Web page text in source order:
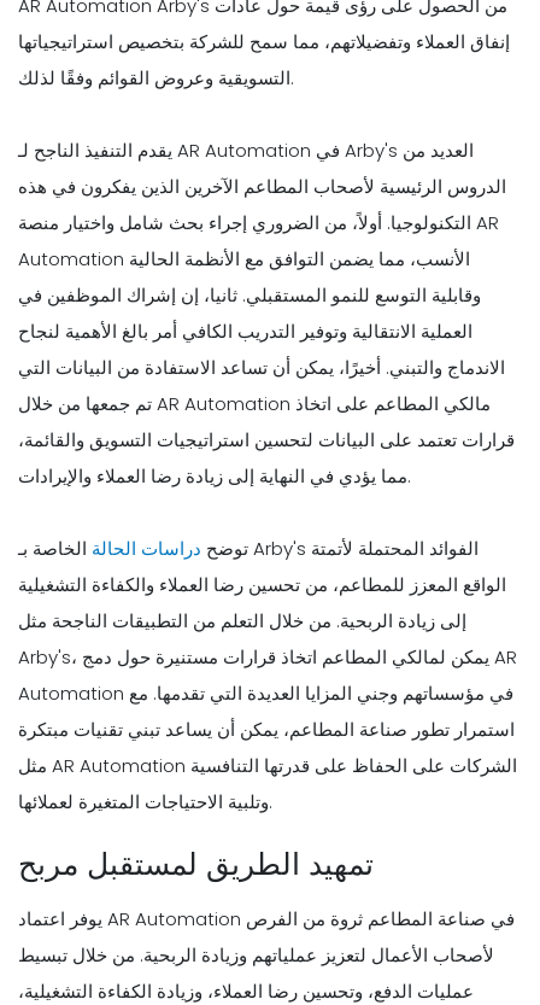
إنفاق العملاء وتفضيلاتهم، مما سمح للشركة بتخصيص استراتيجياتها
التسويقية وعروض القوائم وفقًا لذلك.
يقدم التنفيذ الناجح لـ AR Automation في Arby's العديد من
الدروس الرئيسية لأصحاب المطاعم الآخرين الذين يفكرون في هذه
التكنولوجيا. أولاً، من الضروري إجراء بحث شامل واختيار منصة AR
Automation الأنسب، مما يضمن التوافق مع الأنظمة الحالية
وقابلية التوسع للنمو المستقبلي. ثانيا، إن إشراك الموظفين في
العملية الانتقالية وتوفير التدريب الكافي أمر بالغ الأهمية لنجاح
الاندماج والتبني. أخيرًا، يمكن أن تساعد الاستفادة من البيانات التي
تم جمعها من خلال AR Automation مالكي المطاعم على اتخاذ
قرارات تعتمد على البيانات لتحسين استراتيجيات التسويق والقائمة،
مما يؤدي في النهاية إلى زيادة رضا العملاء والإيرادات.
توضح دراسات الحالة الخاصة بـ Arby's الفوائد المحتملة لأتمتة
الواقع المعزز للمطاعم، من تحسين رضا العملاء والكفاءة التشغيلية
إلى زيادة الربحية. من خلال التعلم من التطبيقات الناجحة مثل
Arby's، يمكن لمالكي المطاعم اتخاذ قرارات مستنيرة حول دمج AR
Automation في مؤسساتهم وجني المزايا العديدة التي تقدمها. مع
استمرار تطور صناعة المطاعم، يمكن أن يساعد تبني تقنيات مبتكرة
مثل AR Automation الشركات على الحفاظ على قدرتها التنافسية
وتلبية الاحتياجات المتغيرة لعملائها.
تمهيد الطريق لمستقبل مربح
يوفر اعتماد AR Automation في صناعة المطاعم ثروة من الفرص
لأصحاب الأعمال لتعزيز عملياتهم وزيادة الربحية. من خلال تبسيط
عمليات الدفع، وتحسين رضا العملاء، وزيادة الكفاءة التشغيلية،